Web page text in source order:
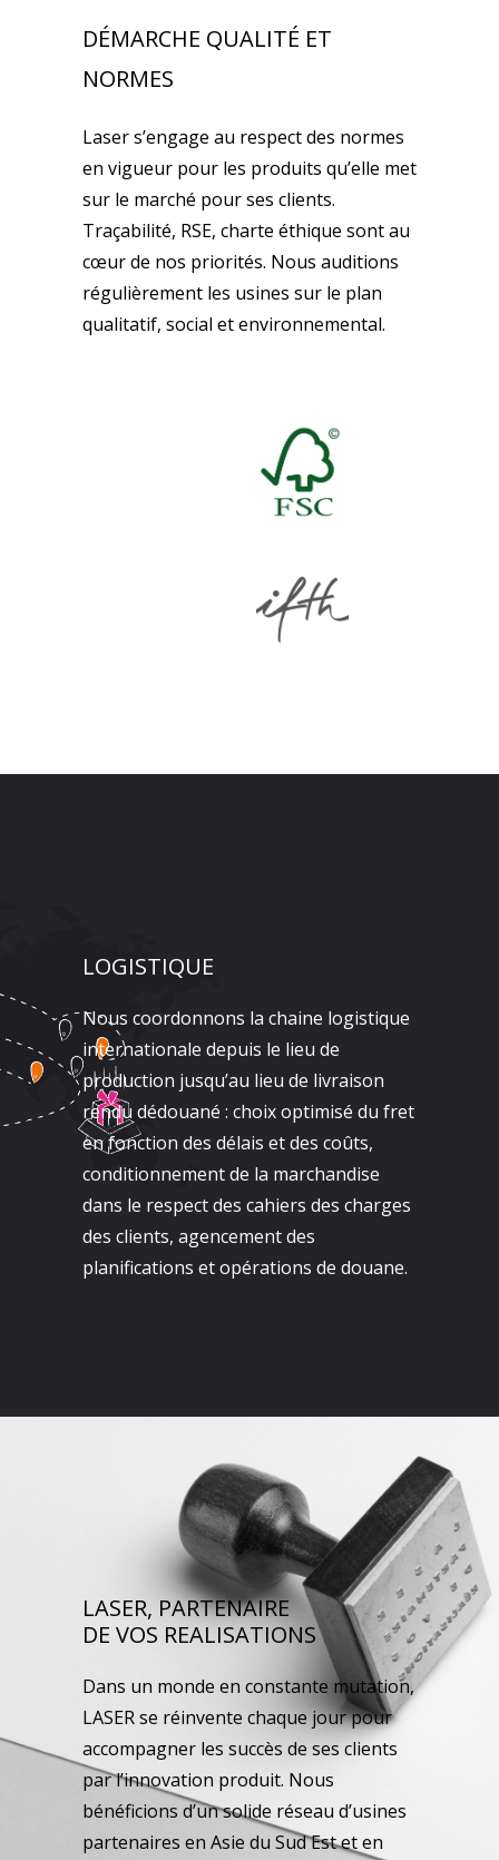
DÉMARCHE QUALITÉ ET
NORMES
Laser s’engage au respect des normes
en vigueur pour les produits qu’elle met
sur le marché pour ses clients.
Traçabilité, RSE, charte éthique sont au
cœur de nos priorités. Nous auditions
régulièrement les usines sur le plan
qualitatif, social et environnemental.
LOGISTIQUE
Nous coordonnons la chaine logistique
internationale depuis le lieu de
production jusqu’au lieu de livraison
rendu dédouané : choix optimisé du fret
en fonction des délais et des coûts,
conditionnement de la marchandise
dans le respect des cahiers des charges
des clients, agencement des
planifications et opérations de douane.
LASER, PARTENAIRE
DE VOS REALISATIONS
Dans un monde en constante mutation,
LASER se réinvente chaque jour pour
accompagner les succès de ses clients
par l’innovation produit. Nous
bénéficions d’un solide réseau d’usines
partenaires en Asie du Sud Est et en